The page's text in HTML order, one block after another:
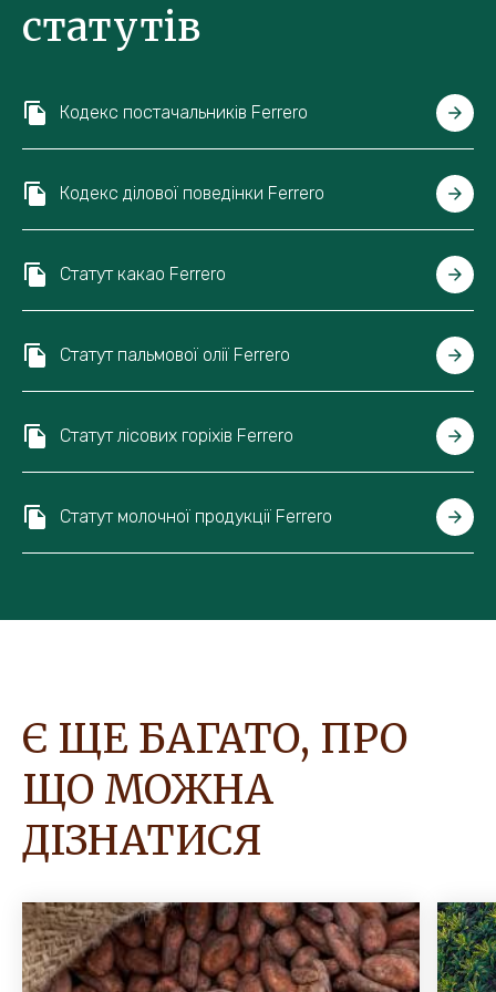
статутів
Кодекс постачальників Ferrero
Кодекс ділової поведінки Ferrero
Статут какао Ferrero
Статут пальмової олії Ferrero
Статут лісових горіхів Ferrero
Статут молочної продукції Ferrero
Є ЩЕ БАГАТО, ПРО
ЩО МОЖНА
ДІЗНАТИСЯ